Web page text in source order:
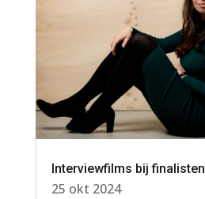
Interviewfilms bij finalisten
25 okt 2024